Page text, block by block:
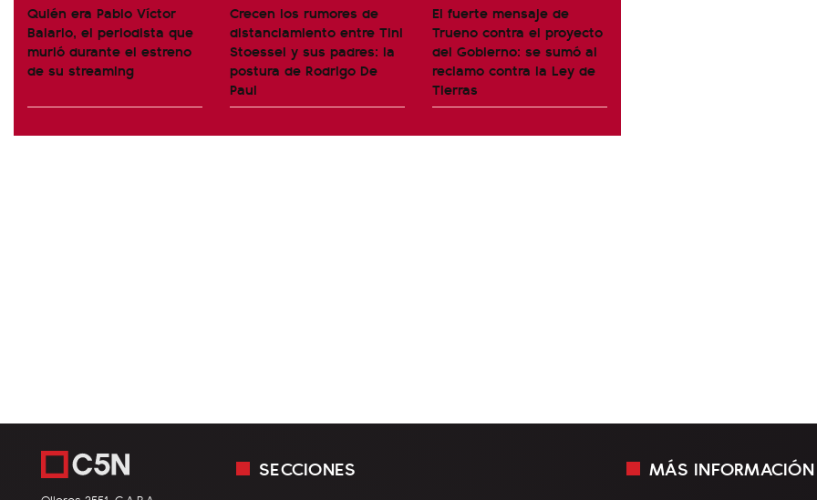
Quién era Pablo Víctor
Balario, el periodista que
murió durante el estreno
de su streaming
Crecen los rumores de
distanciamiento entre Tini
Stoessel y sus padres: la
postura de Rodrigo De
Paul
El fuerte mensaje de
Trueno contra el proyecto
del Gobierno: se sumó al
reclamo contra la Ley de
Tierras
SECCIONES MÁS INFORMACIÓN